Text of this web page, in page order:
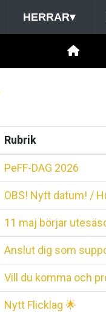
HERRAR▾
Rubrik
PeFF-DAG 2026
OBS! Nytt datum! /
11 maj börjar
Anslut dig som
Vill du komma och
Nytt Flicklag 🌟